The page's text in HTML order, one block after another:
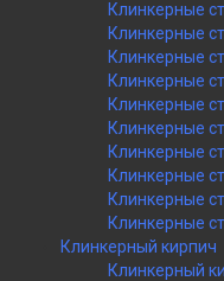
Клинкерные
Клинкерные
Клинкерные
Клинкерные
Клинкерные
Клинкерные
Клинкерные
Клинкерные
Клинкерные
Клинкерные
Клинкерный кирпич
Клинкерный